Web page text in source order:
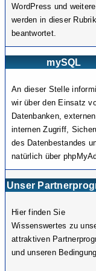
WordPress und weitere
werden in dieser Rubrik
beantwortet.
mySQL
An dieser Stelle
wir über den Einsatz
Datenbanken,
internen Zugriff,
des Datenbestandes
natürlich über
Unser
Hier finden Sie
Wissenswertes zu
attraktiven
und unseren